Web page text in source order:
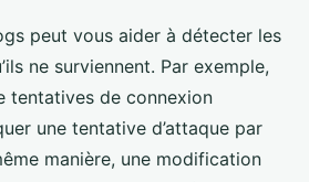
peut vous aider à détecter les
ne surviennent. Par exemple,
tentatives de connexion
une tentative d’attaque par
manière, une modification